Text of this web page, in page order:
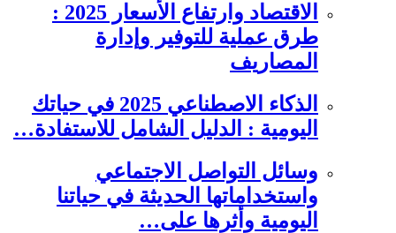
الاقتصاد وارتفاع الأسعار 2025 :
طرق عملية للتوفير وإدارة
المصاريف
الذكاء الاصطناعي 2025 في حياتك
اليومية : الدليل الشامل للاستفادة…
وسائل التواصل الاجتماعي
واستخداماتها الحديثة في حياتنا
اليومية وأثرها على…